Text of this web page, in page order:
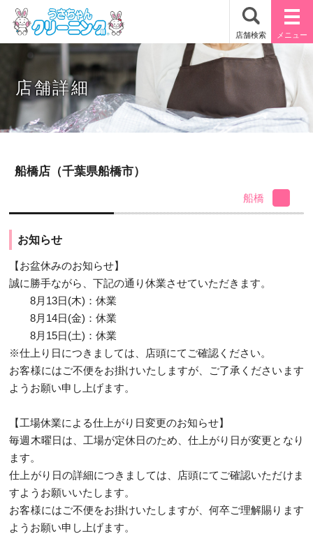
店舗詳細
船橋店（千葉県船橋市）
船橋
お知らせ
【お盆休みのお知らせ】
誠に勝手ながら、下記の通り休業させていただきます。
8月13日(木)：休業
8月14日(金)：休業
8月15日(土)：休業
※仕上り日につきましては、店頭にてご確認ください。
お客様にはご不便をお掛けいたしますが、ご了承くださいます
ようお願い申し上げます。
【工場休業による仕上がり日変更のお知らせ】
毎週木曜日は、工場が定休日のため、仕上がり日が変更となり
ます。
仕上がり日の詳細につきましては、店頭にてご確認いただけま
すようお願いいたします。
お客様にはご不便をお掛けいたしますが、何卒ご理解賜ります
ようお願い申し上げます。